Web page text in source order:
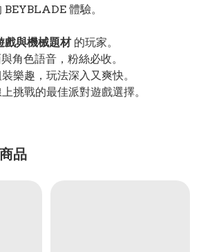
體驗。
戲與機械題材的玩家。
角色語音，粉絲必收。
樂趣，玩法深入又爽快。
挑戰的最佳派對遊戲選擇。
品